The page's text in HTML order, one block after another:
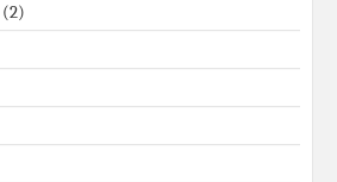
(2)